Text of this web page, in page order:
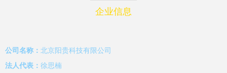
企业信息
公司名称： 北京阳贵科技有限公司
法人代表： 徐思楠